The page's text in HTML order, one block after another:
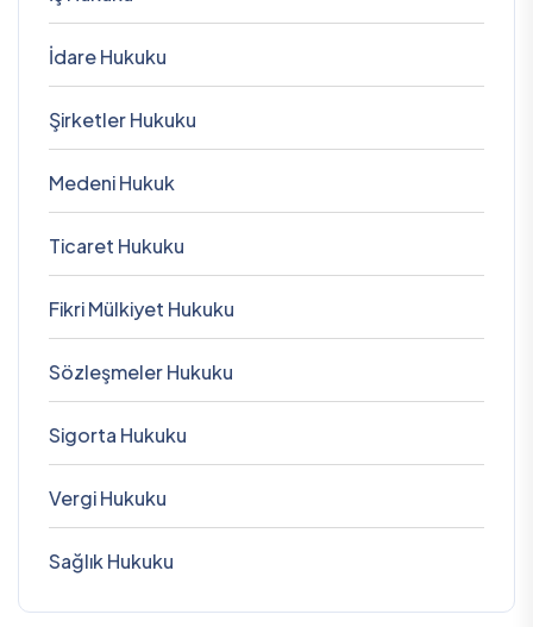
İdare Hukuku
Şirketler Hukuku
Medeni Hukuk
Ticaret Hukuku
Fikri Mülkiyet Hukuku
Sözleşmeler Hukuku
Sigorta Hukuku
Vergi Hukuku
Sağlık Hukuku